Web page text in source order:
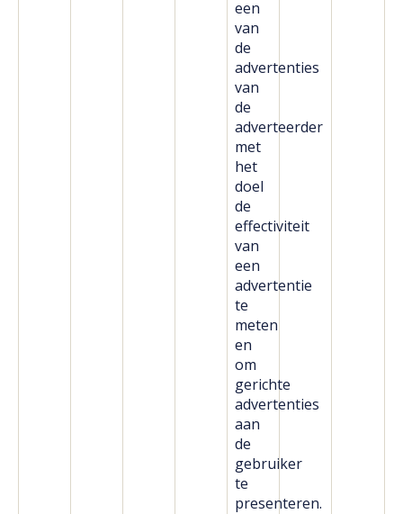
een
van
de
advertenties
van
de
adverteerder
met
het
doel
de
effectiviteit
van
een
advertentie
te
meten
en
om
gerichte
advertenties
aan
de
gebruiker
te
presenteren.